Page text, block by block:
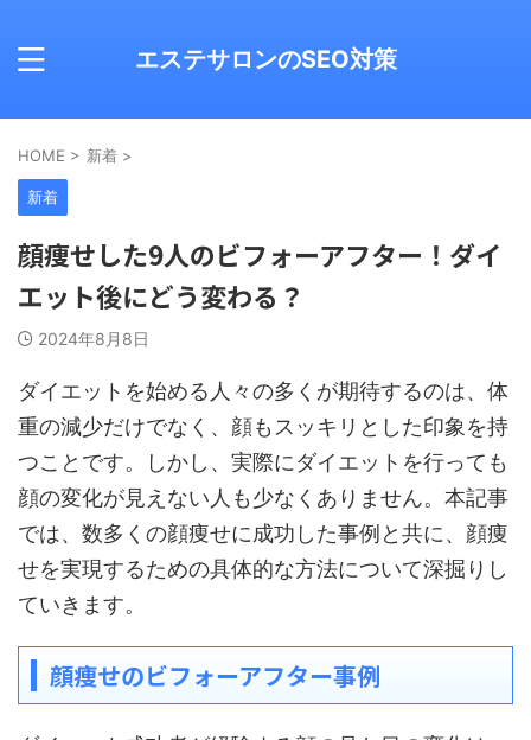
エステサロンのSEO対策
HOME > 新着 >
新着
顔痩せした9人のビフォーアフター！ダイ
エット後にどう変わる？
2024年8月8日
ダイエットを始める人々の多くが期待するのは、体
重の減少だけでなく、顔もスッキリとした印象を持
つことです。しかし、実際にダイエットを行っても
顔の変化が見えない人も少なくありません。本記事
では、数多くの顔痩せに成功した事例と共に、顔痩
せを実現するための具体的な方法について深掘りし
ていきます。
顔痩せのビフォーアフター事例